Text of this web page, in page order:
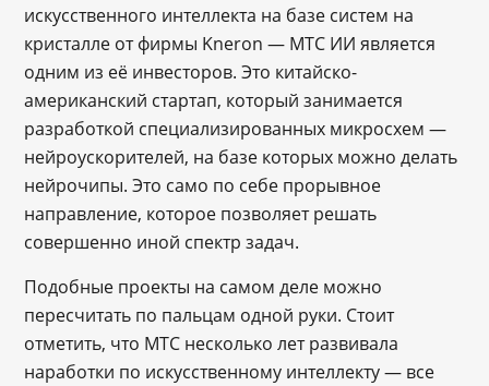
искусственного интеллекта на базе систем на
кристалле от фирмы Kneron — МТС ИИ является
одним из её инвесторов. Это китайско-
американский стартап, который занимается
разработкой специализированных микросхем —
нейроускорителей, на базе которых можно делать
нейрочипы. Это само по себе прорывное
направление, которое позволяет решать
совершенно иной спектр задач.
Подобные проекты на самом деле можно
пересчитать по пальцам одной руки. Стоит
отметить, что МТС несколько лет развивала
наработки по искусственному интеллекту ― все